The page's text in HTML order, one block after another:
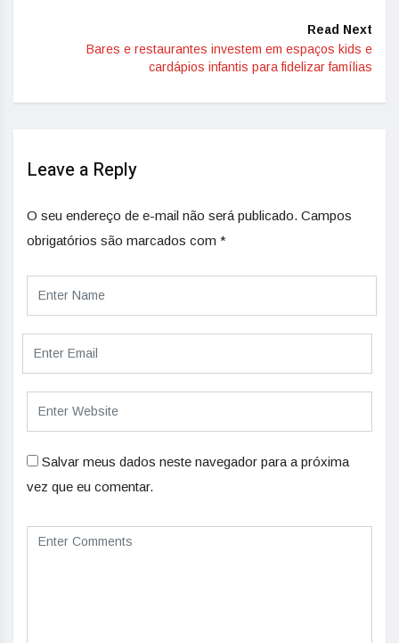
Read Next
Bares e restaurantes investem em espaços kids e
cardápios infantis para fidelizar famílias
Leave a Reply
O seu endereço de e-mail não será publicado. Campos
obrigatórios são marcados com *
Salvar meus dados neste navegador para a próxima
vez que eu comentar.